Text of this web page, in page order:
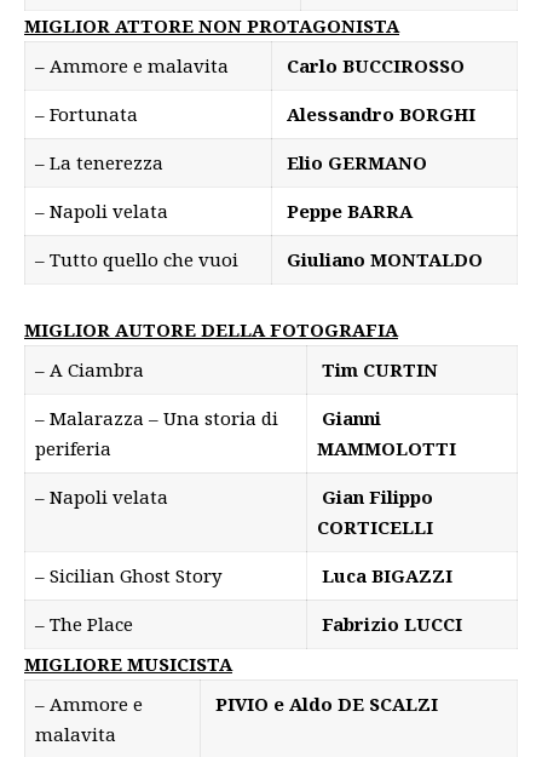
MIGLIOR ATTORE NON PROTAGONISTA
– Ammore e malavita
Carlo BUCCIROSSO
– Fortunata
Alessandro BORGHI
– La tenerezza
Elio GERMANO
– Napoli velata
Peppe BARRA
– Tutto quello che vuoi
Giuliano MONTALDO
MIGLIOR AUTORE DELLA FOTOGRAFIA
– A Ciambra
Tim CURTIN
– Malarazza – Una storia di
periferia
Gianni
MAMMOLOTTI
– Napoli velata
Gian Filippo
CORTICELLI
– Sicilian Ghost Story
Luca BIGAZZI
– The Place
Fabrizio LUCCI
MIGLIORE MUSICISTA
– Ammore e
malavita
PIVIO e Aldo DE SCALZI